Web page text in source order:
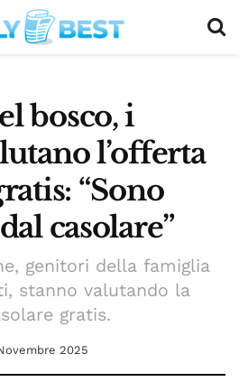
bosco, i
l’offerta
“Sono
casolare”
genitori della famiglia
stanno valutando la
gratis.
2025